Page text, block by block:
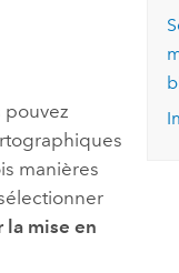
Découvrir
Lire le
pouvez
manières
la mise en